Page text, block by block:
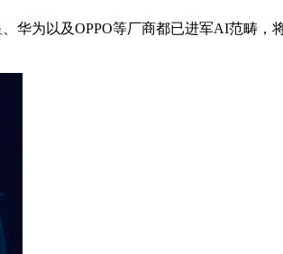
为以及OPPO等厂商都已进军AI范畴，